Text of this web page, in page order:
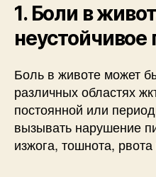
1. Боли в
Боль в животе может
различных областях
постоянной или
вызывать нарушение
изжога, тошнота,